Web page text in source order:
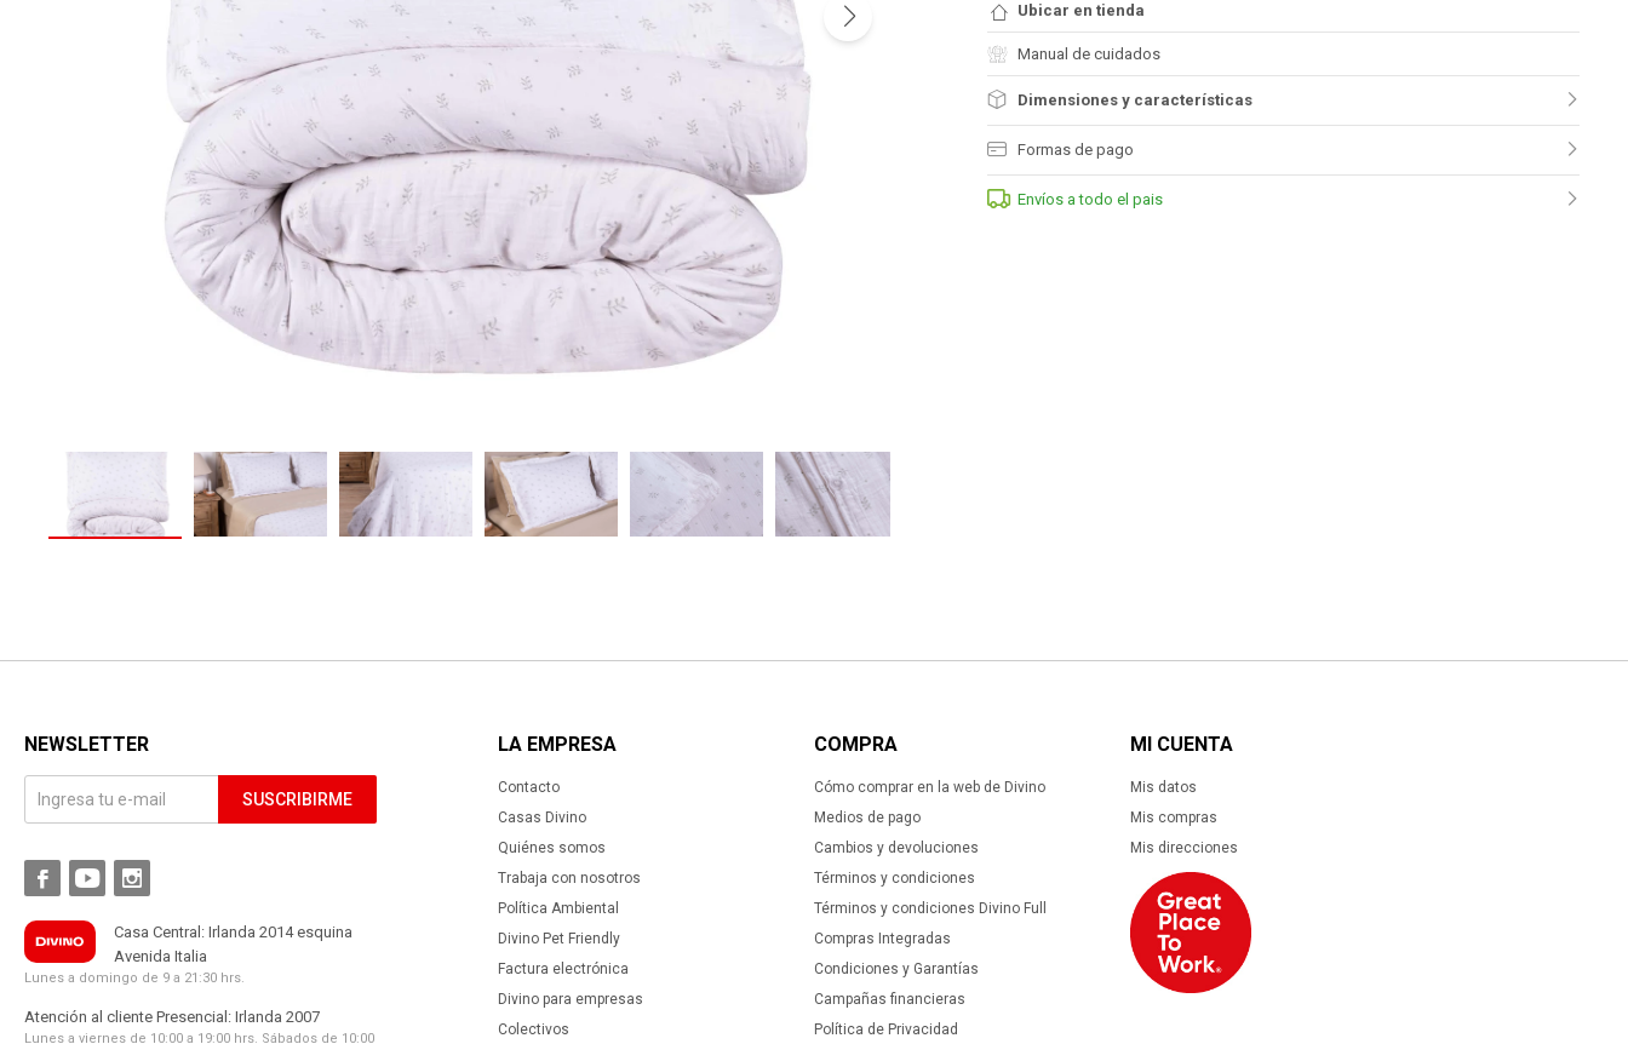
Ubicar en tienda
Manual de cuidados
Dimensiones y características
Formas de pago
Envíos a todo el pais
LA EMPRESA
Contacto
Casas Divino
Quiénes somos
Trabaja con nosotros
Política Ambiental
Divino Pet Friendly
Factura electrónica
Divino para empresas
Colectivos
COMPRA
Cómo comprar en la web de Divino
Medios de pago
Cambios y devoluciones
Términos y condiciones
Términos y condiciones Divino Full
Compras Integradas
Condiciones y Garantías
Campañas financieras
Política de Privacidad
MI CUENTA
Mis datos
Mis compras
Mis direcciones
NEWSLETTER
SUSCRIBIRME
  
Casa Central: Irlanda 2014 esquina
Avenida Italia
Lunes a domingo de 9 a 21:30 hrs.
Atención al cliente Presencial: Irlanda 2007
Lunes a viernes de 10:00 a 19:00 hrs. Sábados de 10:00